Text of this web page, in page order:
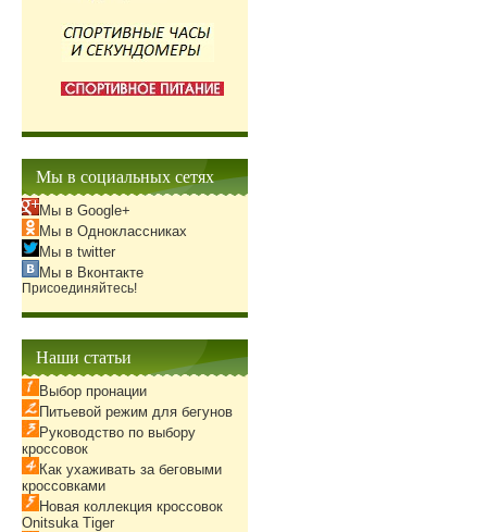
Мы в социальных сетях
Мы в Google+
Мы в Одноклассниках
Мы в twitter
Мы в Вконтакте
Присоединяйтесь!
Наши статьи
Выбор пронации
Питьевой режим для бегунов
Руководство по выбору
кроссовок
Как ухаживать за беговыми
кроссовками
Новая коллекция кроссовок
Onitsuka Tiger